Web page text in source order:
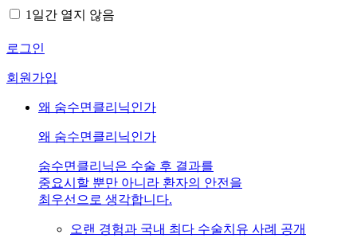
1일간 열지 않음
로그인
회원가입
왜 숨수면클리닉인가
왜 숨수면클리닉인가
숨수면클리닉은 수술 후 결과를
중요시할 뿐만 아니라 환자의 안전을
최우선으로 생각합니다.
오랜 경험과 국내 최다 수술치유 사례 공개